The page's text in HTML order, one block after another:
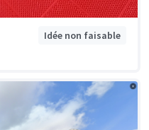
Idée non faisable